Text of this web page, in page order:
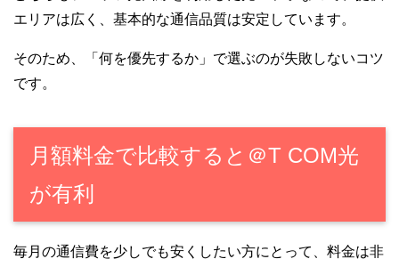
エリアは広く、基本的な通信品質は安定しています。
そのため、「何を優先するか」で選ぶのが失敗しないコツ
です。
月額料金で比較すると＠T COM光
が有利
毎月の通信費を少しでも安くしたい方にとって、料金は非